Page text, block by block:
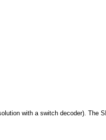
with a switch decoder). The